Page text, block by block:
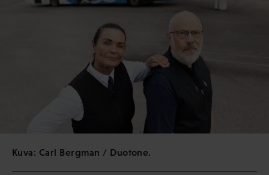
Kuva: Carl Bergman / Duotone.